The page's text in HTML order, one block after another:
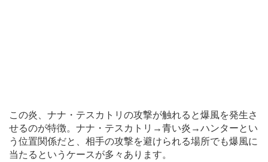
この炎、ナナ・テスカトリの攻撃が触れると爆風を発生さ
せるのが特徴。ナナ・テスカトリ→青い炎→ハンターとい
う位置関係だと、相手の攻撃を避けられる場所でも爆風に
当たるというケースが多々あります。